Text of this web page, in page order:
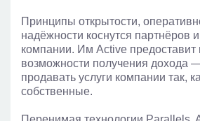
Принципы открытости,
надёжности коснутся партнёров
компании. Им Active предоставит
возможности получения дохода
продавать услуги компании так,
собственные.